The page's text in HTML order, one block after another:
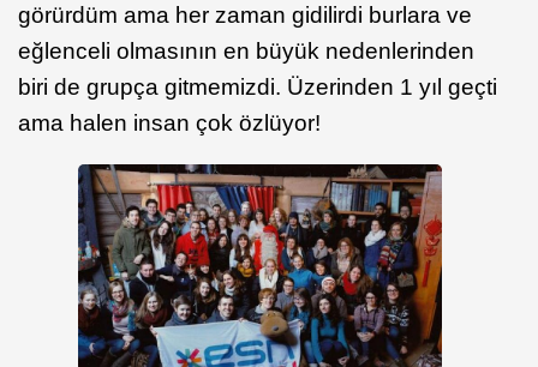
görürdüm ama her zaman gidilirdi burlara ve
eğlenceli olmasının en büyük nedenlerinden
biri de grupça gitmemizdi. Üzerinden 1 yıl geçti
ama halen insan çok özlüyor!